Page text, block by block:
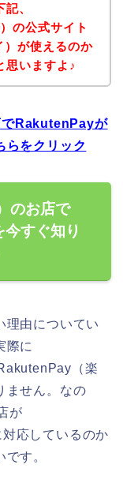
、
の公式サイト
が使えるのか
思いますよ♪
RakutenPayが
らをクリック
のお店で
すぐ知り
理由についてい
際に
（楽
ません。なの
が
応しているのか
す。